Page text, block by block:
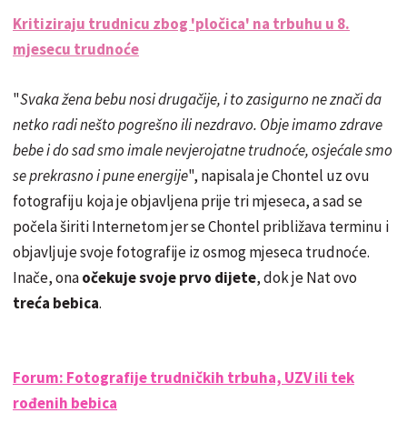
Kritiziraju trudnicu zbog 'pločica' na trbuhu u 8.
mjesecu trudnoće
"Svaka žena bebu nosi drugačije, i to zasigurno ne znači da
netko radi nešto pogrešno ili nezdravo. Obje imamo zdrave
bebe i do sad smo imale nevjerojatne trudnoće, osjećale smo
se prekrasno i pune energije", napisala je Chontel uz ovu
fotografiju koja je objavljena prije tri mjeseca, a sad se
počela širiti Internetom jer se Chontel približava terminu i
objavljuje svoje fotografije iz osmog mjeseca trudnoće.
Inače, onaočekuje svoje prvo dijete, dok je Nat ovo
treća bebica.
Forum: Fotografije trudničkih trbuha, UZV ili tek
rođenih bebica